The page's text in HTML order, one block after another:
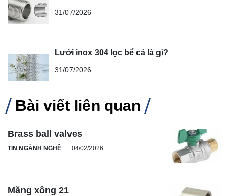
31/07/2026
Lưới inox 304 lọc bể cá là gì?
31/07/2026
Bài viết liên quan
Brass ball valves
TIN NGÀNH NGHỀ 04/02/2026
Măng xông 21